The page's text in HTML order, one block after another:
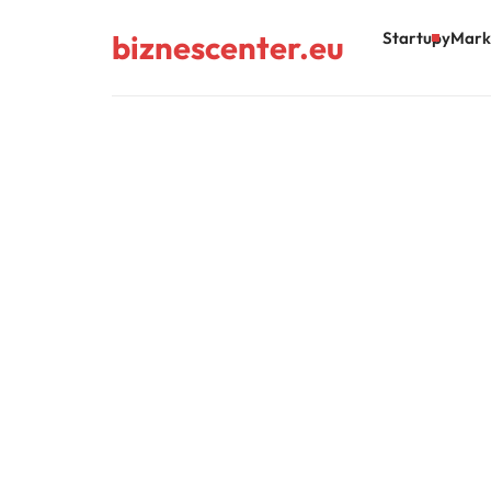
biznescenter.eu Startupy